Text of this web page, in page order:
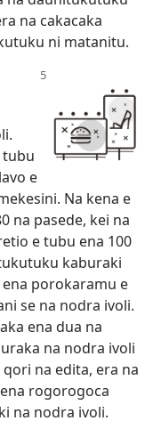
na cakacaka
ni matanitu.
tubu
e
Na kena e
na pasede, kei na
e tubu ena 100
kaburaki
ena porokaramu e
se na nodra ivoli.
ena dua na
na nodra ivoli
na edita, era na
rogorogoca
na nodra ivoli.